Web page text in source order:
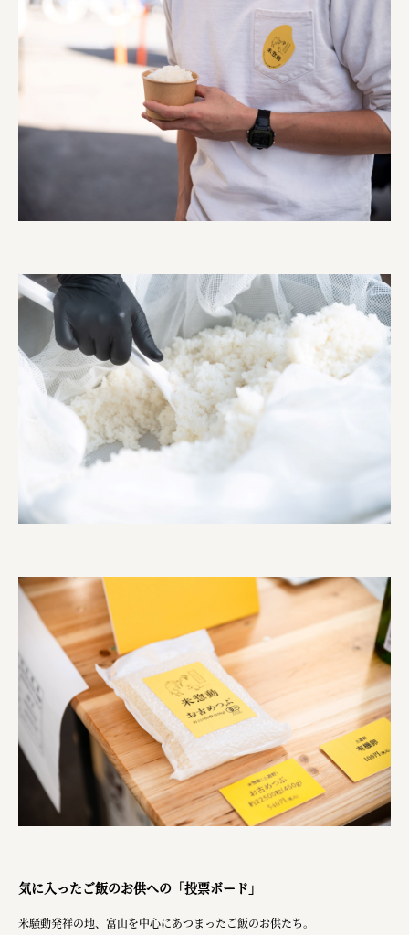
気に入ったご飯のお供への「投票ボード」
米騒動発祥の地、富山を中心にあつまったご飯のお供たち。